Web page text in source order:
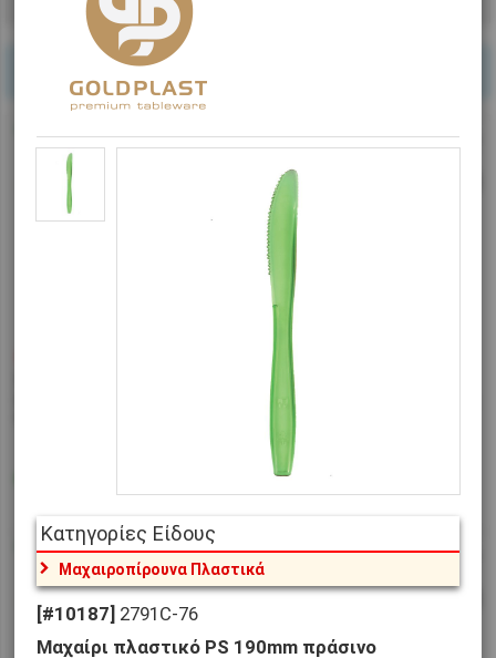
προϊόν(τα)
Αποστολή σε 1-2 ημέρες
€0,01
[#10940]
Μαχαίρι πλαστικό PS 180mm
Διαθέσιμο
Αποστολή σε 1-2 ημέρες
Κατηγορίες Είδους
Μαχαιροπίρουνα Πλαστικά
[#10187] 2791C-76
Μαχαίρι πλαστικό PS 190mm πράσινο